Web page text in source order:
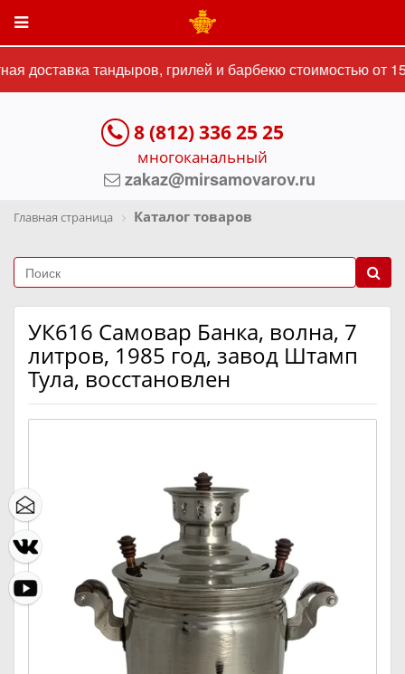
доставка тандыров, грилей и барбекю стоимостью от
8 (812) 336 25 25
многоканальный
zakaz@mirsamovarov.ru
Главная страница Каталог товаров
УК616 Самовар Банка, волна, 7
литров, 1985 год, завод Штамп
Тула, восстановлен